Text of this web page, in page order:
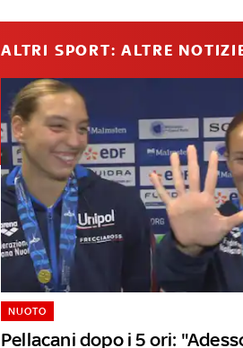
ALTRI SPORT: ALTRE
Pellacani dopo i 5 ori:
NUOTO